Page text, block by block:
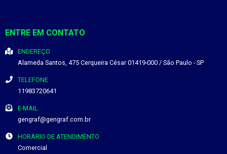
ENTRE EM CONTATO
ENDEREÇO
Alameda Santos, 475 Cerqueira César 01419-000 / São Paulo - SP
TELEFONE
11983720641
E-MAIL
gengraf@gengraf.com.br
HORÁRIO DE ATENDIMENTO
Comercial